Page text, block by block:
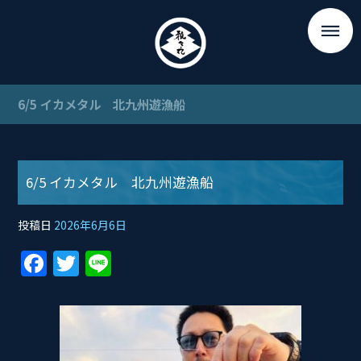
6/5 イカメタル 北九州遊漁船
6/5 イカメタル 北九州遊漁船
投稿日 2026年6月6日
F
c
e
T
itte